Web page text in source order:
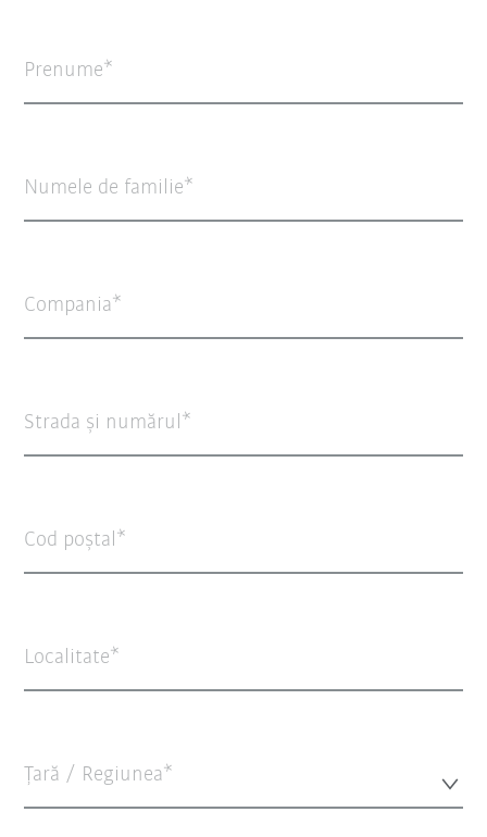
Prenume
Numele de familie
Compania
Strada şi numărul
Cod poștal
Localitate
Țară / Regiunea*